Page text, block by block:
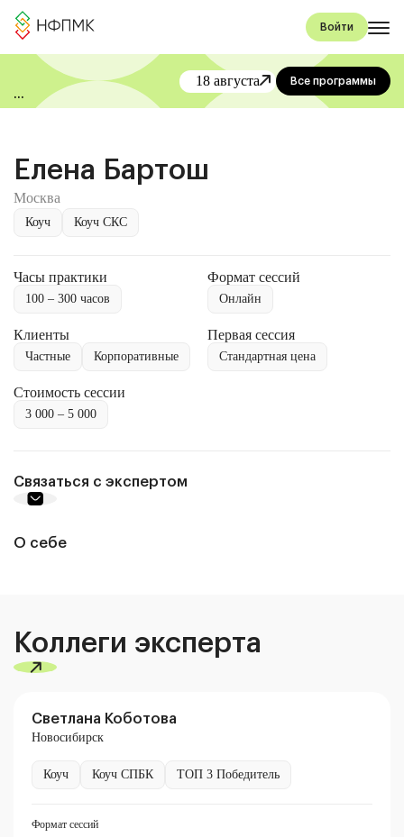
Войти
«День коучинга и
18 августа Все программы
Елена Бартош
Москва
Коуч Коуч СКС
Часы практики
100 – 300 часов
Формат сессий
Онлайн
Клиенты
Частные Корпоративные
Первая сессия
Стандартная цена
Стоимость сессии
3 000 – 5 000
Связаться с экспертом
О себе
Коллеги эксперта
Светлана Коботова
Новосибирск
Коуч Коуч СПБК ТОП 3 Победитель
Формат сессий